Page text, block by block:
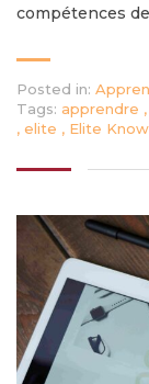
compétences
Posted in:
Tags: apprendre ,
, elite , Elite